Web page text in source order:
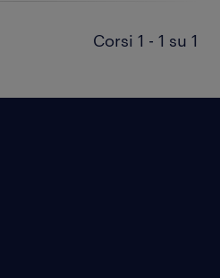
Corsi 1 - 1 su 1